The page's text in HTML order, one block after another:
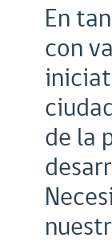
En
con
de la